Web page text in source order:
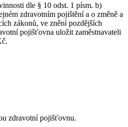
dle § 10 odst. 1 písm. b)
zdravotním pojištění a o změně a
zákonů, ve znění pozdějších
pojišťovna uložit zaměstnavateli
zdravotní pojišťovnu.